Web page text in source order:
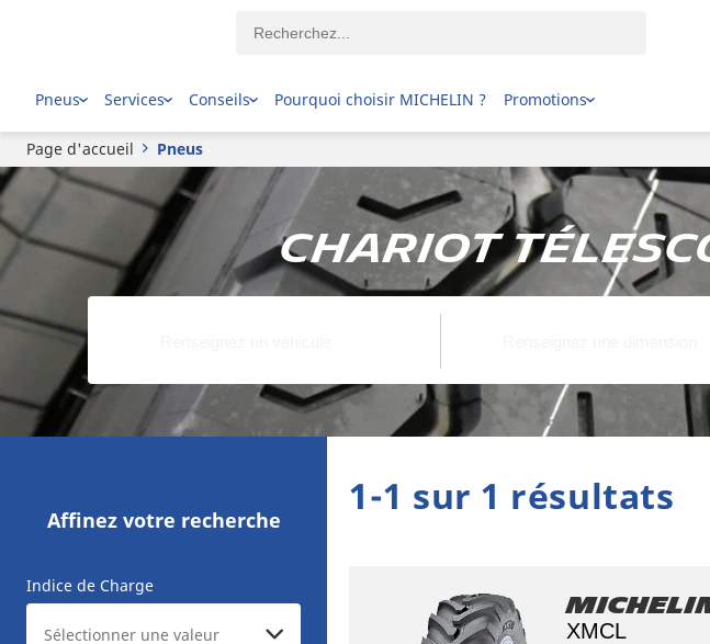
Pneus Services Conseils Pourquoi choisir MICHELIN ? Promotions
Page d'accueil Pneus
Chariot
Affinez votre recherche
Indice de Charge
1-1 sur 1 résultats
XMCL